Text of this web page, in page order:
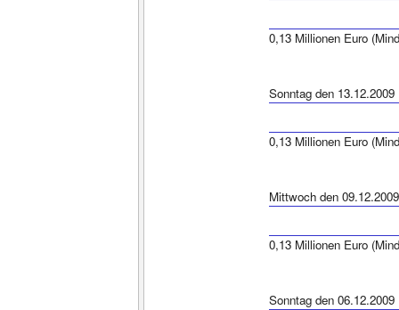
0,13 Millionen Euro
Sonntag den 13.12.2009
0,13 Millionen Euro
Mittwoch den 09.12.2009
0,13 Millionen Euro
Sonntag den 06.12.2009